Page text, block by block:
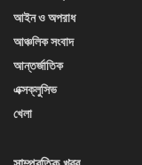
আইন ও অপরাধ
আঞ্চলিক সংবাদ
আন্তর্জাতিক
এক্সক্লুসিভ
খেলা